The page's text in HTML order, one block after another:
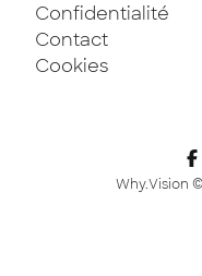
Confidentialité
Contact
Cookies
Why.Vision